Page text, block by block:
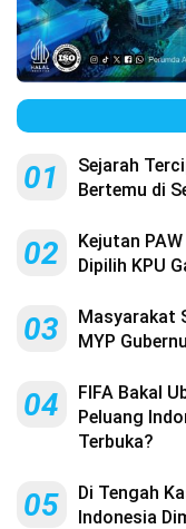
01
Sejarah
Bertemu di
02
Kejutan
Dipilih KPU
03
Masyarakat
MYP
04
FIFA Bakal
Peluang
Terbuka?
05
Di Tengah
Indonesia